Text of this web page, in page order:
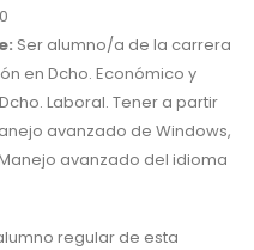
Ser alumno/a de la carrera
en Dcho. Económico y
Laboral. Tener a partir
avanzado de Windows,
avanzado del idioma
regular de esta